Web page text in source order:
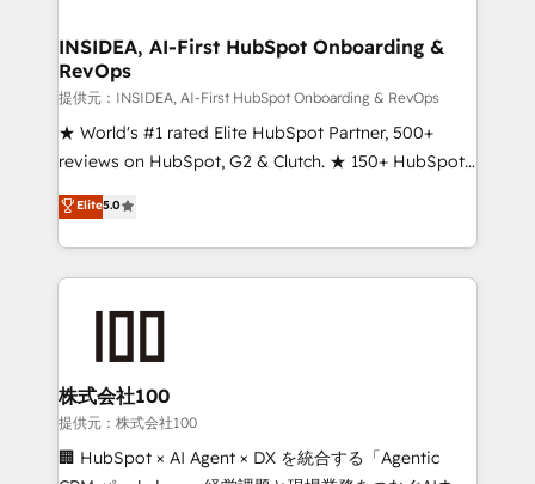
INSIDEA, AI-First HubSpot Onboarding &
RevOps
提供元：INSIDEA, AI-First HubSpot Onboarding & RevOps
★ World's #1 rated Elite HubSpot Partner, 500+
reviews on HubSpot, G2 & Clutch. ★ 150+ HubSpot
Certified Experts & Trainers across the team ★
1,500+ implementations across five continents ★ AI-
First, RevOps-led, Onboarding obsessed ★
Company of the Year 2024/25 INSIDEA helps
and build AI-powered workflows that drive adoption
from week one, in your time zone. What we do ➤
Onboarding: Live in weeks, with workflows built
around your business, not a template. ➤ Migration:
Move from any legacy CRM. Zero downtime, full data
Elite5.0
株式会社100
提供元：株式会社100
🏢 HubSpot × AI Agent × DX を統合する「Agentic